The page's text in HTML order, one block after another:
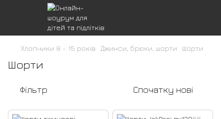
Хлопчики 8 - 15 років Джинси, брюки, шорти Шорти
Шорти
Фільтр Спочатку нові